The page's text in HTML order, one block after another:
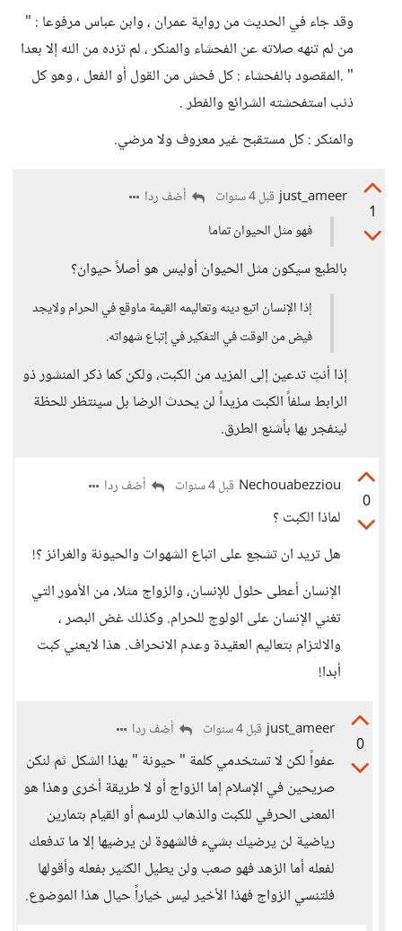
وقد جاء في الحديث من رواية عمران ، وابن عباس مرفوعا : "
من لم تنهه صلاته عن الفحشاء والمنكر ، لم تزده من الله إلا بعدا
" .المقصود بالفحشاء : كل فحش من القول أو الفعل ، وهو كل
ذنب استفحشته الشرائع والفطر .
والمنكر : كل مستقبح غير معروف ولا مرضي.
1
just_ameer قبل 4 سنوات
أضف ردا
فهو مثل الحيوان تماما
بالطبع سيكون مثل الحيوان أوليس هو أصلاً حيوان؟
إذا الإنسان اتبع دينه وتعاليمه القيمة ماوقع في الحرام ولايجد
فيض من الوقت في التفكير في إتباع شهواته.
إذا أنتِ تدعين إلى المزيد من الكبت، ولكن كما ذكر المنشور ذو
الرابط سلفاً الكبت مزيداً لن يحدث الرضا بل سينتظر للحظة
لينفجر بها بأشنع الطرق.
0
Nechouabezziou قبل 4 سنوات أضف ردا
لماذا الكبت ؟
هل تريد ان تشجع على اتباع الشهوات والحيونة والغرائز ؟!
الإنسان أعطى حلول للإنسان، والزواج مثلا، من الأمور التي
تغني الإنسان على الولوج للحرام. وكذلك غض البصر ،
والالتزام بتعاليم العقيدة وعدم الانحراف. هذا لايعني كبت
أبدا!
0
just_ameer قبل 4 سنوات أضف ردا
عفواً لكن لا تستخدمي كلمة " حيونة " بهذا الشكل ثم لنكن
صريحين في الإسلام إما الزواج أو لا طريقة أخرى وهذا هو
المعنى الحرفي للكبت والذهاب للرسم أو القيام بتمارين
رياضية لن يرضيك بشيء فالشهوة لن يرضيها إلا ما تدفعك
لفعله أما الزهد فهو صعب ولن يطيل الكثير بفعله وأقولها
فلتنسي الزواج فهذا الأخير ليس خياراً حيال هذا الموضوع.